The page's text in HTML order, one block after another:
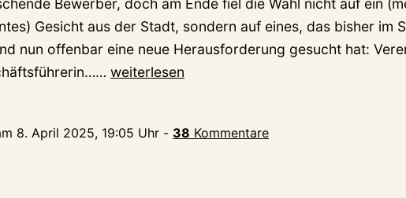
Bewerber, doch am Ende fiel die Wahl nicht auf ein
Gesicht aus der Stadt, sondern auf eines, das bisher im
nun offenbar eine neue Herausforderung gesucht hat:
Neue
Klever
weiterlesen
8. April 2025, 19:05 Uhr - 38 Kommentare